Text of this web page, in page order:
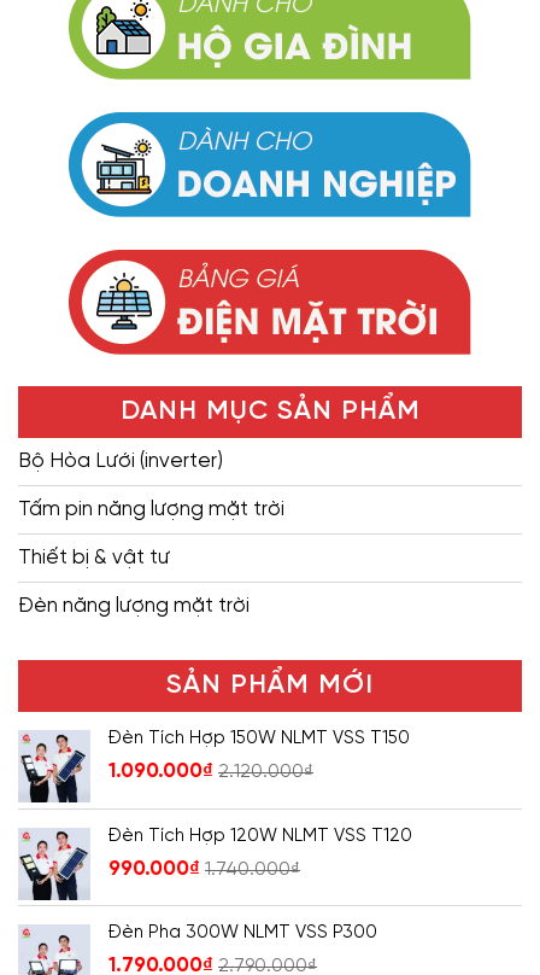
DANH MỤC SẢN PHẨM
Bộ Hòa Lưới (inverter)
Tấm pin năng lượng mặt trời
Thiết bị & vật tư
Đèn năng lượng mặt trời
SẢN PHẨM MỚI
Đèn Tích Hợp 150W NLMT VSS T150
1.090.000₫ 2.120.000₫
Đèn Tích Hợp 120W NLMT VSS T120
990.000₫ 1.740.000₫
Đèn Pha 300W NLMT VSS P300
1.790.000₫ 2.790.000₫